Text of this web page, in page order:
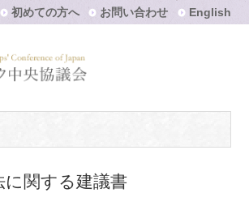
初めての方へ お問い合わせ English
に関する建議書